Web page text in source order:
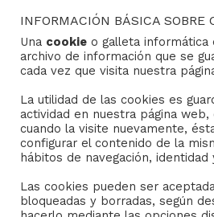
CONTACTO
Consejo General de
ciudad de Sevilla
C/ San Gregorio 26. 41004-
(+34) 954 21 59 27
boletin@hermandades-de-
INFORMACIÓN BÁSICA SOBRE
Una cookie o galleta informática
archivo de información que se
cada vez que visita nuestra
La utilidad de las cookies es
actividad en nuestra página web,
cuando la visite nuevamente,
configurar el contenido de la
hábitos de navegación,
Las cookies pueden ser
bloqueadas y borradas, según